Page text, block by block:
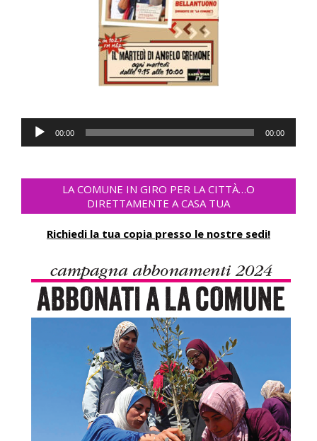
Audio
Player
00:00 00:00
LA COMUNE IN GIRO PER LA CITTÀ…O
DIRETTAMENTE A CASA TUA
Richiedi la tua copia presso le nostre sedi!